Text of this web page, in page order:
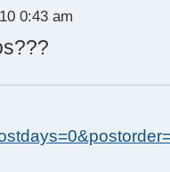
0:43 am